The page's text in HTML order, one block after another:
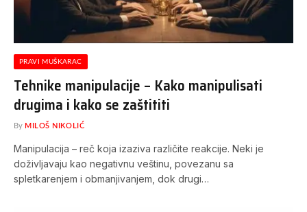
PRAVI MUŠKARAC
Tehnike manipulacije – Kako manipulisati
drugima i kako se zaštititi
By MILOŠ NIKOLIĆ
Manipulacija – reč koja izaziva različite reakcije. Neki je
doživljavaju kao negativnu veštinu, povezanu sa
spletkarenjem i obmanjivanjem, dok drugi…